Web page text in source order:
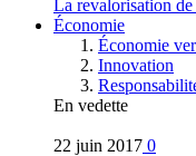
La revalorisation
Économie
Économie
Innovation
En vedette
22 juin 2017 0